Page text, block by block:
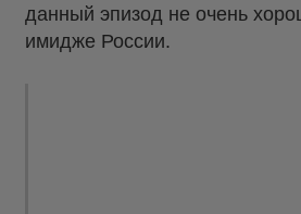
данный эпизод не очень
имидже России.